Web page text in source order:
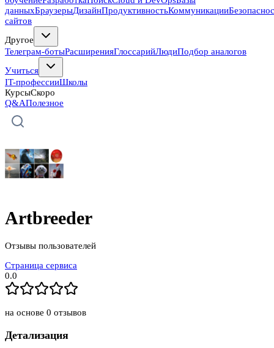
данныхБраузерыДизайнПродуктивностьКоммуникации
сайтов
Другое
Телеграм-ботыРасширенияГлоссарийЛюдиПодбор аналогов
Учиться
IT-профессииШколы
КурсыСкоро
Q&AПолезное
Artbreeder
Отзывы пользователей
Страница сервиса
0.0
на основе 0 отзывов
Детализация